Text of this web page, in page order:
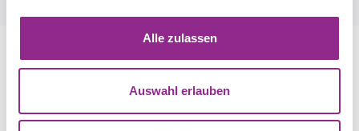
Alle zulassen
Auswahl erlauben
Publications